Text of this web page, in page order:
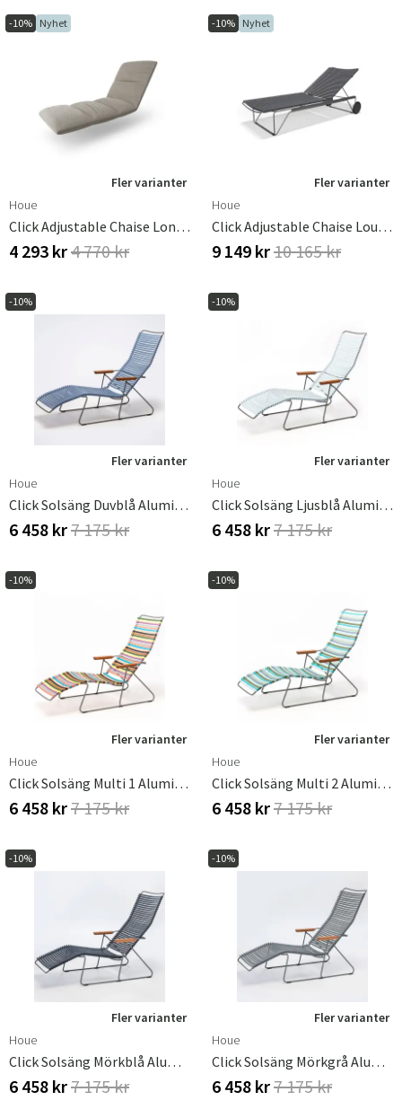
-10% Nyhet
Fler varianter
Houe
Click Adjustable Chaise Longue Cushion Ash
4 293 kr4 770 kr
-10% Nyhet
Fler varianter
Houe
Click Adjustable Chaise Lounge Dark Grey. Frame: Grey
9 149 kr10 165 kr
-10%
Fler varianter
Houe
Click Solsäng Duvblå Aluminium
6 458 kr7 175 kr
-10%
Fler varianter
Houe
Click Solsäng Ljusblå Aluminium
6 458 kr7 175 kr
-10%
Fler varianter
Houe
Click Solsäng Multi 1 Aluminium
6 458 kr7 175 kr
-10%
Fler varianter
Houe
Click Solsäng Multi 2 Aluminium
6 458 kr7 175 kr
-10%
Fler varianter
Houe
Click Solsäng Mörkblå Aluminium
6 458 kr7 175 kr
-10%
Fler varianter
Houe
Click Solsäng Mörkgrå Aluminium
6 458 kr7 175 kr